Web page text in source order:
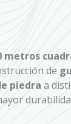
metros
de
piedra a